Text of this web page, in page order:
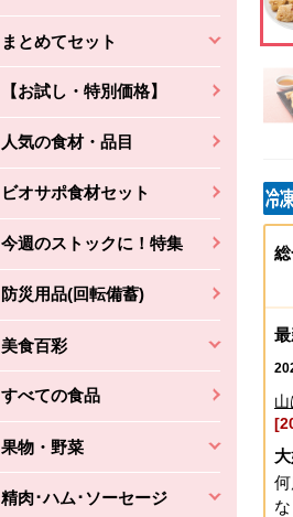
まとめてセット
【お試し・特別価格】
人気の食材・品目
ビオサポ食材セット
今週のストックに！特集
防災用品(回転備蓄)
美食百彩
すべての食品
果物・野菜
精肉･ハム･ソーセージ